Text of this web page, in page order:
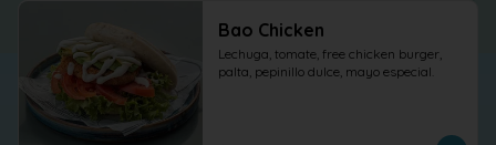
Bao Chicken
Lechuga, tomate, free chicken burger,
palta, pepinillo dulce, mayo especial.